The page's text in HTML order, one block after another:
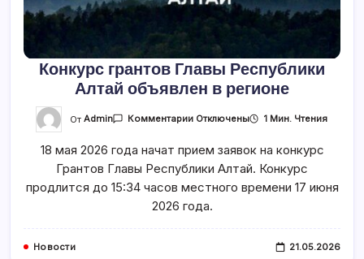
Конкурс грантов Главы Республики
Алтай объявлен в регионе
ОтAdmin КомментарииК
Грантов
Республики
Объявлен
В
Регионе
Отключены 1 Мин. Чтения
18 мая 2026 года начат прием заявок на конкурс
Грантов Главы Республики Алтай. Конкурс
продлится до 15:34 часов местного времени 17 июня
2026 года.
Новости 21.05.2026